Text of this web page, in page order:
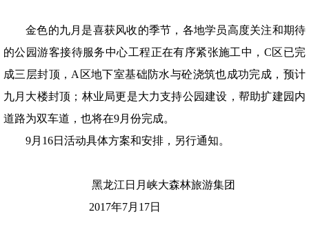
金色的九月是喜获风收的季节，各地学员高度关注和期待
的公园游客接待服务中心工程正在有序紧张施工中， C区已完
成三层封顶， A 区地下室基础防水与砼浇筑也成功完成，预计
九月大楼封顶；林业局更是大力支持公园建设，帮助扩建园内
道路为双车道，也将在9月份完成。
9月 16日活动具体方案和安排，另行通知。
黑龙江日月峡大森林旅游集团
2017年7月 17日